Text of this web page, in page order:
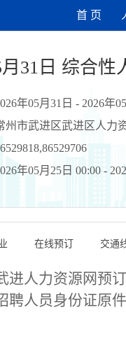
首 页
月31日 综合性
年05月31日 - 2026年
州市武进区武进区人力
年05月25日 00:00 -
在线预订 交通
进人力资源网预
聘人员身份证原